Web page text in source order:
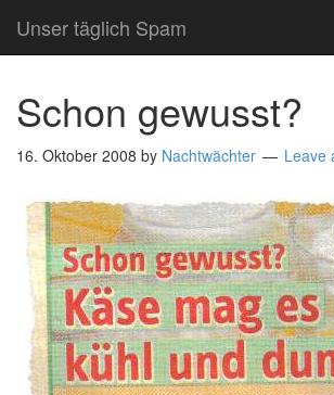
Unser täglich Spam
Schon gewusst?
16. Oktober 2008 by Nachtwächter Leave